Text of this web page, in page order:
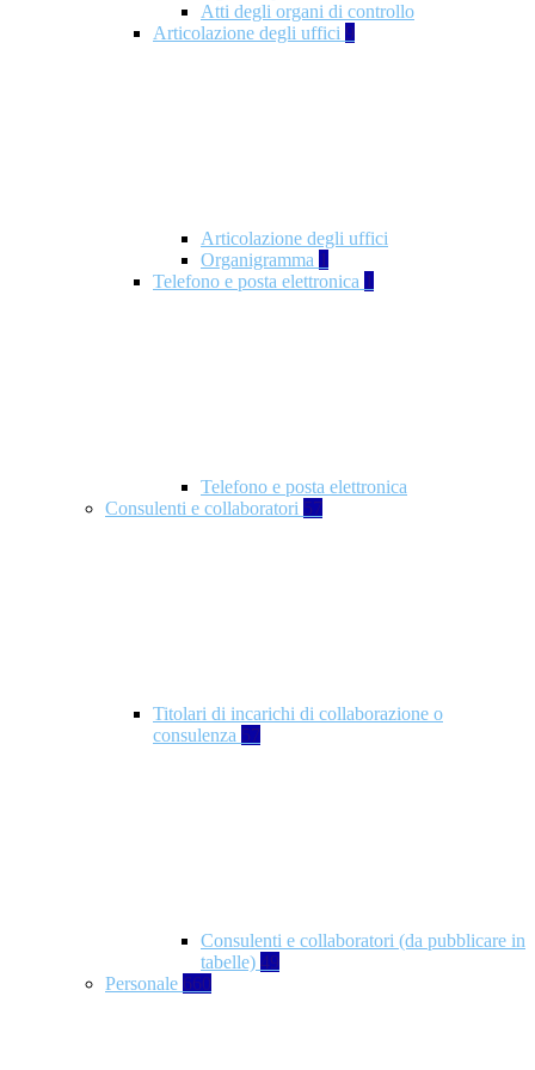
Atti degli organi di controllo
Articolazione degli uffici 9
Articolazione degli uffici
Organigramma 1
Telefono e posta elettronica 1
Telefono e posta elettronica
Consulenti e collaboratori 57
Titolari di incarichi di collaborazione o
consulenza 57
Consulenti e collaboratori (da pubblicare in
tabelle) 49
Personale 660